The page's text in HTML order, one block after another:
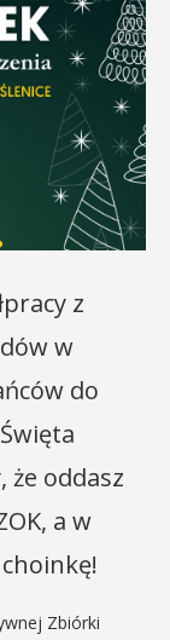
z
w
do
że oddasz
a w
Zbiórki